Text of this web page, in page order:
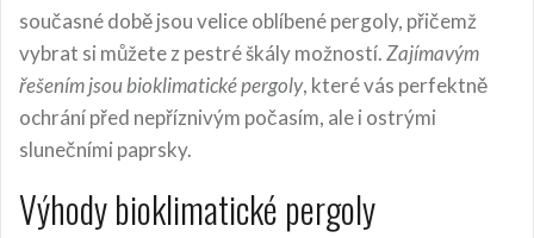
současné době jsou velice oblíbené pergoly, přičemž
vybrat si můžete z pestré škály možností.Zajímavým
řešením jsou bioklimatické pergoly, které vás perfektně
ochrání před nepříznivým počasím, ale i ostrými
slunečními paprsky.
Výhody bioklimatické pergoly